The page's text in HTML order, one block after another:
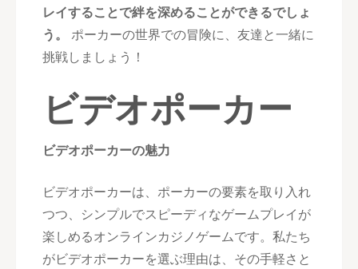
レイすることで絆を深めることができるでしょ
う。
ポーカーの世界での冒険に、友達と一緒に
挑戦しましょう！
ビデオポーカー
ビデオポーカーの魅力
ビデオポーカーは、ポーカーの要素を取り入れ
つつ、シンプルでスピーディなゲームプレイが
楽しめるオンラインカジノゲームです。私たち
がビデオポーカーを選ぶ理由は、その手軽さと